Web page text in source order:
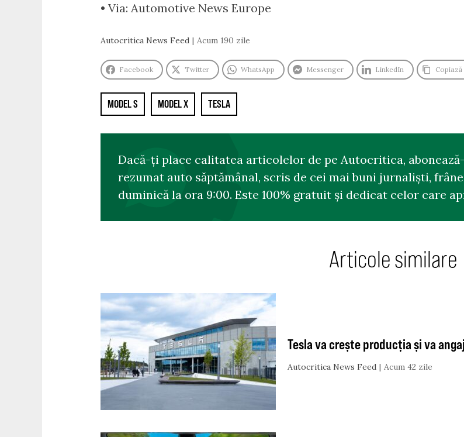
• Via: Automotive News Europe
Autocritica News Feed Acum 190 zile
Facebook Twitter WhatsApp Messenger LinkedIn
MODEL S MODEL X TESLA
Dacă-ți place calitatea articolelor de pe Autocritica,
rezumat auto săptămânal, scris de cei mai buni jurnaliști,
duminică la ora 9:00. Este 100% gratuit și dedicat celor care
Articole similare
Tesla va crește producția și va
Autocritica News Feed Acum 42 zile